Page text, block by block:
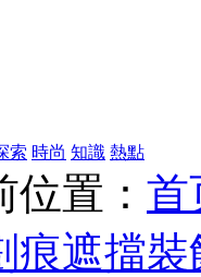
索 時尚 知識 熱點
置： 首
痕遮擋